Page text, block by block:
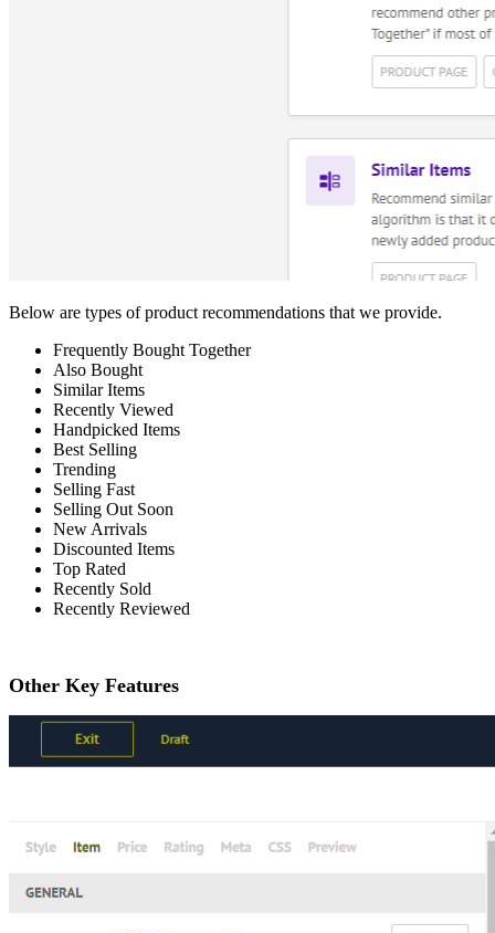
Below are types of product recommendations that we provide.
Frequently Bought Together
Also Bought
Similar Items
Recently Viewed
Handpicked Items
Best Selling
Trending
Selling Fast
Selling Out Soon
New Arrivals
Discounted Items
Top Rated
Recently Sold
Recently Reviewed
Other Key Features